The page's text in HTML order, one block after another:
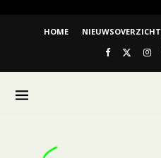
HOME NIEUWSOVERZICHT